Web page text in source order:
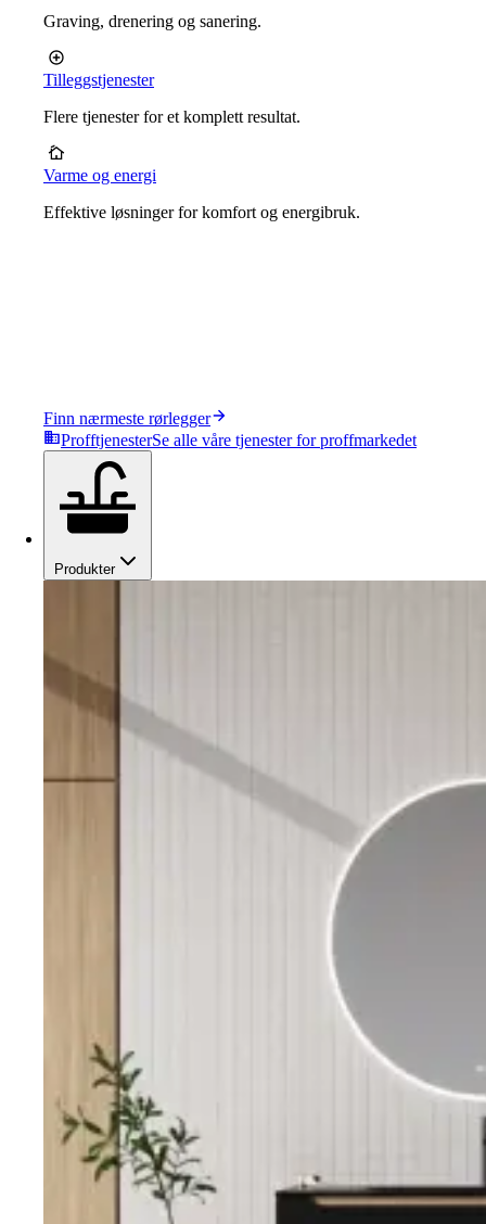
Graving, drenering og sanering.
Tilleggstjenester
Flere tjenester for et komplett resultat.
Varme og energi
Effektive løsninger for komfort og energibruk.
Finn nærmeste rørlegger
ProfftjenesterSe alle våre tjenester for proffmarkedet
Produkter